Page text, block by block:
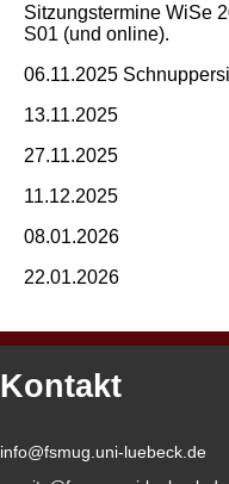
Sitzungstermine WiSe
S01 (und online).
06.11.2025
13.11.2025
27.11.2025
11.12.2025
08.01.2026
22.01.2026
Kontakt
info@fsmug.uni-luebeck.de